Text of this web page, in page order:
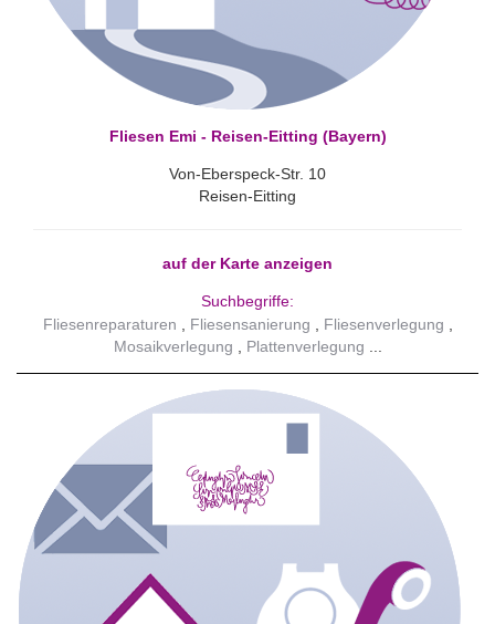
Fliesen Emi - Reisen-Eitting (Bayern)
Von-Eberspeck-Str. 10
Reisen-Eitting
auf der Karte anzeigen
Suchbegriffe:
Fliesenreparaturen
Fliesensanierung
Fliesenverlegung
Mosaikverlegung
Plattenverlegung